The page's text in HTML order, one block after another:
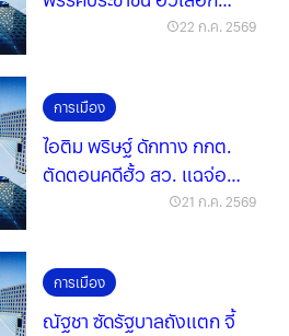
สว.ชงสอบแหล่งทุน22 ก.ค. 2569
การเมือง
ไอติม พริษฐ์ ดักทาง กกต.
ตัดตอนคดีฮั้ว สว. แฉจ่อ
สังเวยน้ำเงินอ่อน 21 ก.ค. 2569
การเมือง
ณัฐชา ซัดรัฐบาลถังแตก จี้